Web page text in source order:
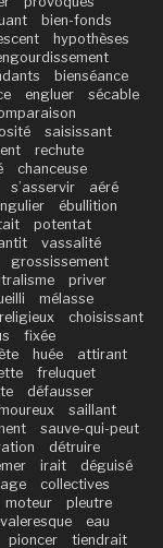
bien-fonds
hypothèses
bienséance
engluer
sécable
saisissant
rechute
chanceuse
s’asservir
aéré
ébullition
potentat
vassalité
grossissement
priver
mélasse
choisissant
fixée
huée
attirant
freluquet
défausser
saillant
sauve-qui-peut
détruire
irait
déguisé
collectives
moteur
pleutre
eau
pioncer tiendrait